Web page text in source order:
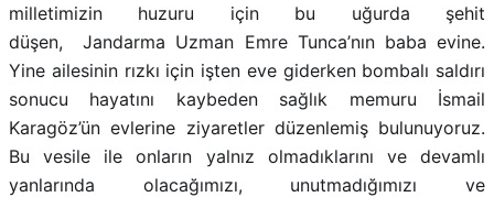
milletimizin huzuru için bu uğurda şehit
düşen, Jandarma Uzman Emre Tunca’nın baba evine.
Yine ailesinin rızkı için işten eve giderken bombalı saldırı
sonucu hayatını kaybeden sağlık memuru İsmail
Karagöz’ün evlerine ziyaretler düzenlemiş bulunuyoruz.
Bu vesile ile onların yalnız olmadıklarını ve devamlı
yanlarında olacağımızı, unutmadığımızı ve